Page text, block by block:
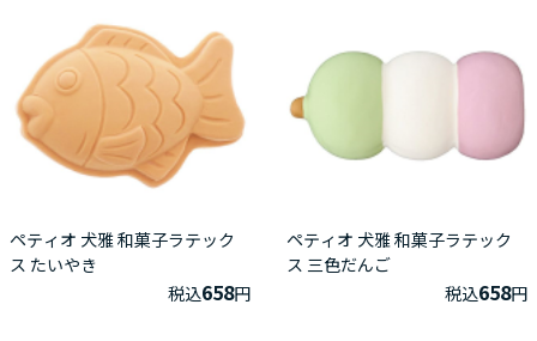
ペティオ 犬雅 和菓子ラテック
ス たいやき
税込658円
ペティオ 犬雅 和菓子ラテック
ス 三色だんご
税込658円